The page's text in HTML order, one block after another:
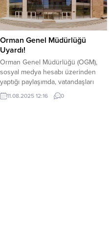
Orman Genel Müdürlüğü
Uyardı!
Orman Genel Müdürlüğü (OGM),
sosyal medya hesabı üzerinden
yaptığı paylaşımda, vatandaşları
olası felaketlere karşı uyardı.
Orman Genel Müdürlüğü: “Artan
11.08.2025 12:16 0